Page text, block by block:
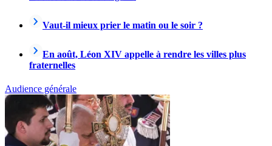
Vaut-il mieux prier le matin ou le soir ?
En août, Léon XIV appelle à rendre les villes plus
fraternelles
Audience générale